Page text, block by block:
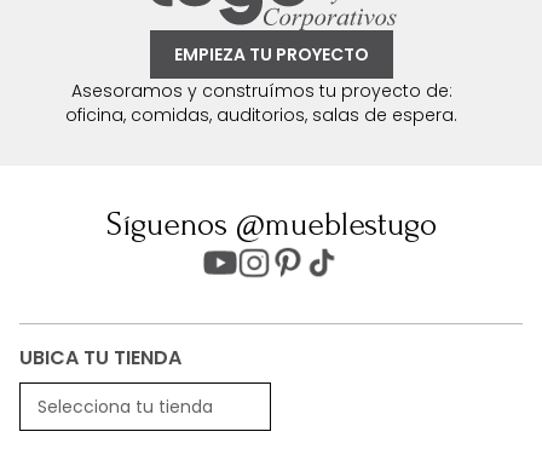
EMPIEZA TU PROYECTO
Asesoramos y construímos tu proyecto de:
oficina, comidas, auditorios, salas de espera.
Síguenos @mueblestugo
UBICA TU TIENDA
Selecciona tu tienda